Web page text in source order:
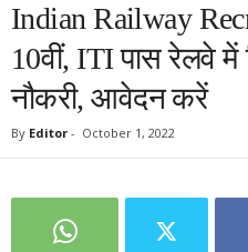
Indian Railway
10वीं, ITI पास रेलवे में
नौकरी, आवेदन करें
By Editor - October 1, 2022